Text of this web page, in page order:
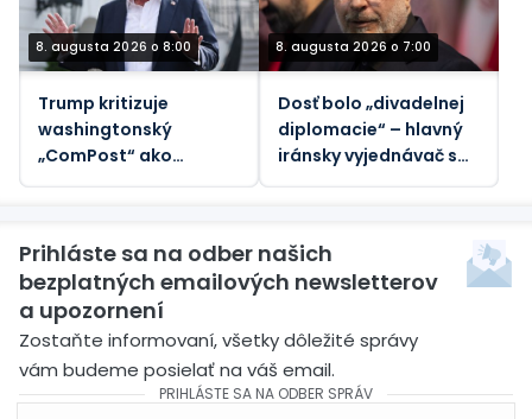
8. augusta 2026 o 8:00
Trump kritizuje
washingtonský
„ComPost“ ako
8. augusta 2026 o 7:00
Dosť bolo „divadelnej
diplomacie“ – hlavný
iránsky vyjednávač s
Prihláste sa na odber našich
bezplatných emailových newsletterov
a upozornení
Zostaňte informovaní, všetky dôležité správy
vám budeme posielať na váš email.
PRIHLÁSTE SA NA ODBER SPRÁV